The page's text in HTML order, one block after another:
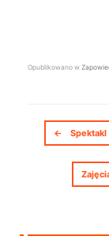
Opublikowano w
← Spektakl